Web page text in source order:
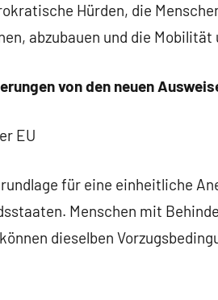
Hürden, die
abzubauen und die Mobilität
von den neuen
EU
für eine einheitliche
Menschen mit
dieselben